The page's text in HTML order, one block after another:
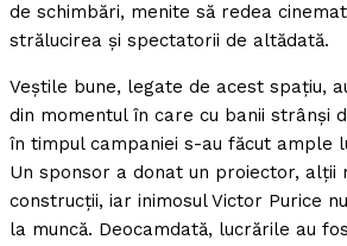
de schimbări, menite să redea
strălucirea şi spectatorii de altădată.
Veştile bune, legate de acest spaţiu,
din momentul în care cu banii strânşi
în timpul campaniei s-au făcut ample
Un sponsor a donat un proiector, alţii
construcţii, iar inimosul Victor Purice
la muncă. Deocamdată, lucrările au